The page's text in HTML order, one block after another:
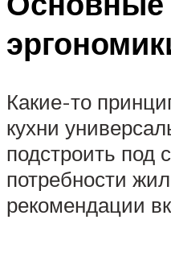
Какие-то
кухни
подстроить под
потребности
рекомендации